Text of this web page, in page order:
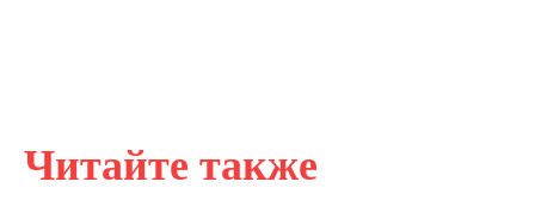
Читайте также